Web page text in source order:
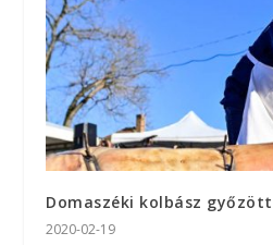
Domaszéki kolbász
2020-02-19